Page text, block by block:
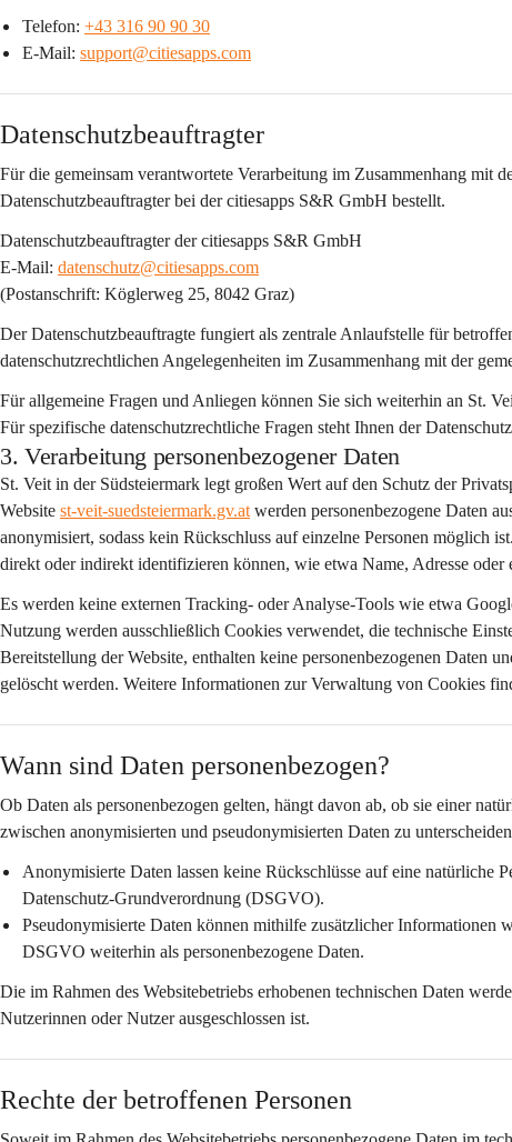
Telefon: +43 316 90 90 30
E-Mail: support@citiesapps.com
Datenschutzbeauftragter
Für die gemeinsam verantwortete Verarbeitung im Zusammenhang mit
Datenschutzbeauftragter bei der citiesapps S&R GmbH bestellt.
Datenschutzbeauftragter der citiesapps S&R GmbH
E-Mail: datenschutz@citiesapps.com
(Postanschrift: Köglerweg 25, 8042 Graz)
Der Datenschutzbeauftragte fungiert als zentrale Anlaufstelle für
datenschutzrechtlichen Angelegenheiten im Zusammenhang mit der
Für allgemeine Fragen und Anliegen können Sie sich weiterhin an St.
Für spezifische datenschutzrechtliche Fragen steht Ihnen der
3. Verarbeitung personenbezogener Daten
St. Veit in der Südsteiermark legt großen Wert auf den Schutz der
Website st-veit-suedsteiermark.gv.at werden personenbezogene Daten
anonymisiert, sodass kein Rückschluss auf einzelne Personen möglich
direkt oder indirekt identifizieren können, wie etwa Name, Adresse oder
Es werden keine externen Tracking- oder Analyse-Tools wie etwa
Nutzung werden ausschließlich Cookies verwendet, die technische
Bereitstellung der Website, enthalten keine personenbezogenen Daten
gelöscht werden. Weitere Informationen zur Verwaltung von Cookies
Wann sind Daten personenbezogen?
Ob Daten als personenbezogen gelten, hängt davon ab, ob sie einer
zwischen anonymisierten und pseudonymisierten Daten zu
Anonymisierte Daten lassen keine Rückschlüsse auf eine natürliche
Datenschutz-Grundverordnung (DSGVO).
Pseudonymisierte Daten können mithilfe zusätzlicher Informationen
DSGVO weiterhin als personenbezogene Daten.
Die im Rahmen des Websitebetriebs erhobenen technischen Daten
Nutzerinnen oder Nutzer ausgeschlossen ist.
Rechte der betroffenen Personen